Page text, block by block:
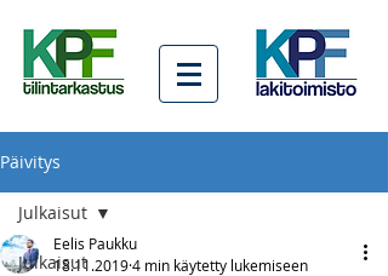
Päivitys
Julkaisut
Julkaisut
Eelis Paukku
18.11.20194 min käytetty lukemiseen